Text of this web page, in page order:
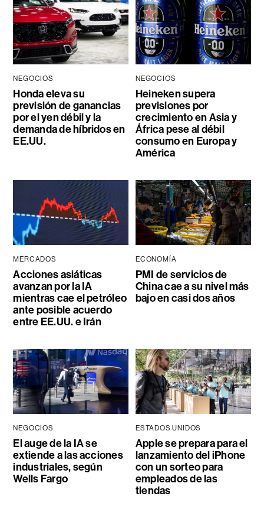
NEGOCIOS
Honda eleva su
previsión de ganancias
por el yen débil y la
demanda de híbridos en
EE.UU.
NEGOCIOS
Heineken supera
previsiones por
crecimiento en Asia y
África pese al débil
consumo en Europa y
América
MERCADOS
Acciones asiáticas
avanzan por la IA
mientras cae el petróleo
ante posible acuerdo
entre EE.UU. e Irán
ECONOMÍA
PMI de servicios de
China cae a su nivel más
bajo en casi dos años
NEGOCIOS
El auge de la IA se
extiende a las acciones
industriales, según
Wells Fargo
ESTADOS UNIDOS
Apple se prepara para el
lanzamiento del iPhone
con un sorteo para
empleados de las
tiendas